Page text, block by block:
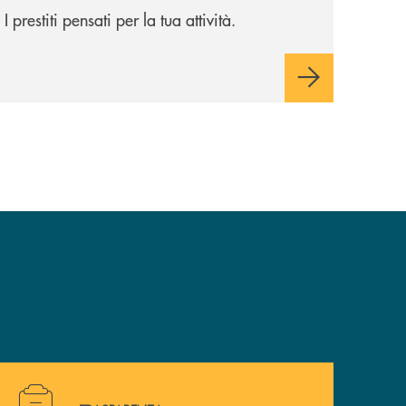
I prestiti pensati per la tua attività.
Hai bisogno di alcuni documenti ? Vai alla pagina della